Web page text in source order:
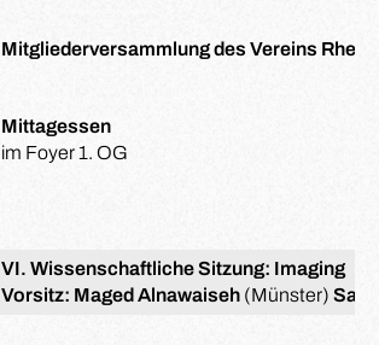
Mitgliederversammlung des Vereins
Mittagessen
im Foyer 1. OG
VI. Wissenschaftliche Sitzung: Imaging
Vorsitz: Maged Alnawaiseh (Münster)